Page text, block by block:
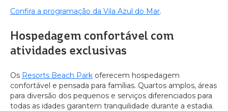
Confira a programação da Vila Azul do Mar.
Hospedagem confortável com
atividades exclusivas
Os Resorts Beach Park oferecem hospedagem
confortável e pensada para famílias. Quartos amplos, áreas
para diversão dos pequenos e serviços diferenciados para
todas as idades garantem tranquilidade durante a estadia.